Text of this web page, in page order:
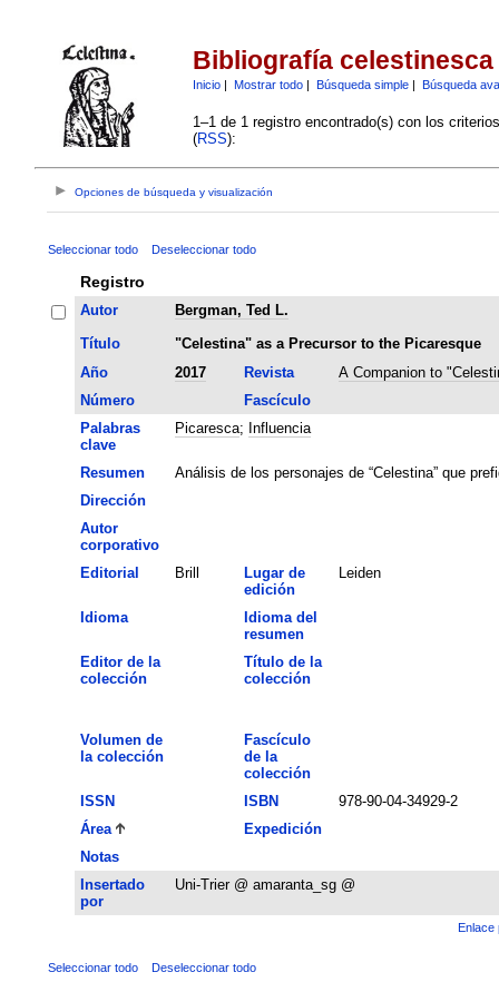
Bibliografía celestinesca
Inicio| Mostrar todo| Búsqueda simple| Búsqueda
1–1 de 1 registro encontrado(s) con los
(RSS):
Opciones de búsqueda y visualización
Seleccionar todo Deseleccionar todo
Registro
Autor
Bergman, Ted L.
Título
"Celestina" as a Precursor to the Picaresque
Año
2017 Revista
A Companion to
Número
Fascículo
Palabras
clave
Picaresca; Influencia
Resumen
Análisis de los personajes de “Celestina” que
Dirección
Autor
corporativo
Editorial
Brill
Lugar de
edición
Leiden
Idioma
Idioma del
resumen
Editor de la
colección
Título de la
colección
Volumen de
la colección
Fascículo
de la
colección
ISSN
ISBN
978-90-04-34929-2
Área
Expedición
Notas
Insertado
por
Uni-Trier @ amaranta_sg @
Enlace
Seleccionar todo Deseleccionar todo